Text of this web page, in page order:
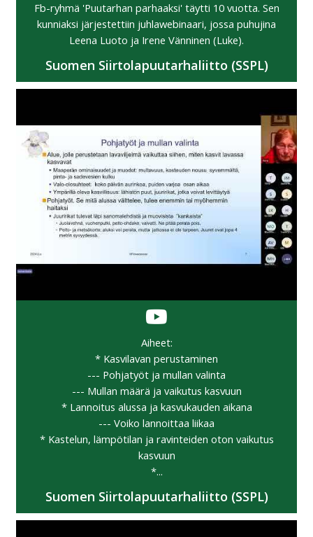
Fb-ryhmä 'Puutarhan parhaaksi' täytti 10 vuotta. Sen
kunniaksi järjestettiin juhlawebinaari, jossa puhujina
Leena Luoto ja Irene Vänninen (Luke).
Suomen Siirtolapuutarhaliitto (SSPL)
Aiheet:
* Kasvilavan perustaminen
--- Pohjatyöt ja mullan valinta
--- Mullan määrä ja vaikutus kasvuun
* Lannoitus alussa ja kasvukauden aikana
--- Voiko lannoittaa liikaa
* Kastelun, lämpötilan ja ravinteiden oton vaikutus
kasvuun
*...
Suomen Siirtolapuutarhaliitto (SSPL)